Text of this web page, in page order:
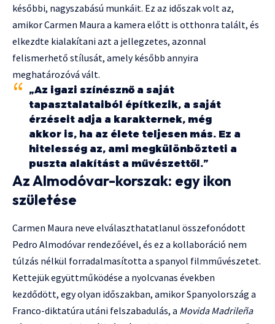
későbbi, nagyszabású munkáit. Ez az időszak volt az,
amikor Carmen Maura a kamera előtt is otthonra talált, és
elkezdte kialakítani azt a jellegzetes, azonnal
felismerhető stílusát, amely később annyira
meghatározóvá vált.
„Az igazi színésznő a saját
tapasztalataiból építkezik, a saját
érzéseit adja a karakternek, még
akkor is, ha az élete teljesen más. Ez a
hitelesség az, ami megkülönbözteti a
puszta alakítást a művészettől.”
Az Almodóvar-korszak: egy ikon
születése
Carmen Maura neve elválaszthatatlanul összefonódott
Pedro Almodóvar rendezőével, és ez a kollaboráció nem
túlzás nélkül forradalmasította a spanyol filmművészetet.
Kettejük együttműködése a nyolcvanas években
kezdődött, egy olyan időszakban, amikor Spanyolország a
Franco-diktatúra utáni felszabadulás, a Movida Madrileña